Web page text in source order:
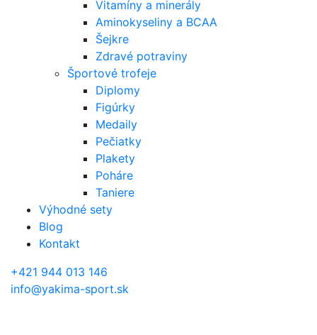
Vitamíny a minerály
Aminokyseliny a BCAA
Šejkre
Zdravé potraviny
Športové trofeje
Diplomy
Figúrky
Medaily
Pečiatky
Plakety
Poháre
Taniere
Výhodné sety
Blog
Kontakt
+421 944 013 146
info@yakima-sport.sk